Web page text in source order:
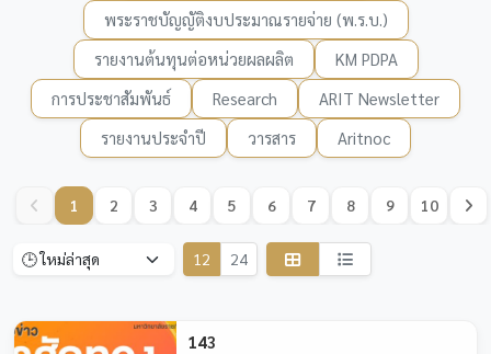
พระราชบัญญัติงบประมาณรายจ่าย (พ.ร.บ.)
รายงานต้นทุนต่อหน่วยผลผลิต
KM PDPA
การประชาสัมพันธ์
Research
ARIT Newsletter
รายงานประจำปี
วารสาร Aritnoc
1 2 3 4 5 6 7 8 9 10
12 24
143